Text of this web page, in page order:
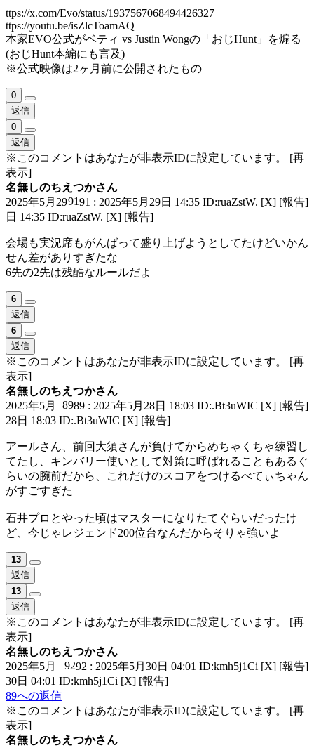
ttps://x.com/Evo/status/1937567068494426327
ttps://youtu.be/isZlcToamAQ
本家EVO公式がベティ vs Justin Wongの「おじHunt」を煽る
(おじHunt本編にも言及)
※公式映像は2ヶ月前に公開されたもの
0
返信
0
返信
※このコメントはあなたが非表示IDに設定しています。 [再
表示]
名無しのちえつかさん
91 : 2025年5月29日 14:35 ID:ruaZstW. [X] [報告]
91
2025年5月29
日 14:35 ID:ruaZstW. [X] [報告]
会場も実況席もがんばって盛り上げようとしてたけどいかん
せん差がありすぎたな
6先の2先は残酷なルールだよ
6
返信
6
返信
※このコメントはあなたが非表示IDに設定しています。 [再
表示]
名無しのちえつかさん
89 : 2025年5月28日 18:03 ID:.Bt3uWIC [X] [報告]
89
2025年5月
28日 18:03 ID:.Bt3uWIC [X] [報告]
アールさん、前回大須さんが負けてからめちゃくちゃ練習し
てたし、キンバリー使いとして対策に呼ばれることもあるぐ
らいの腕前だから、これだけのスコアをつけるべてぃちゃん
がすごすぎた
石井プロとやった頃はマスターになりたてぐらいだったけ
ど、今じゃレジェンド200位台なんだからそりゃ強いよ
13
返信
13
返信
※このコメントはあなたが非表示IDに設定しています。 [再
表示]
名無しのちえつかさん
92 : 2025年5月30日 04:01 ID:kmh5j1Ci [X] [報告]
92
2025年5月
30日 04:01 ID:kmh5j1Ci [X] [報告]
89への返信
※このコメントはあなたが非表示IDに設定しています。 [再
表示]
名無しのちえつかさん